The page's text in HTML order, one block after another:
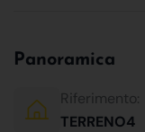
Panoramica
Riferimento:
TERRENO4